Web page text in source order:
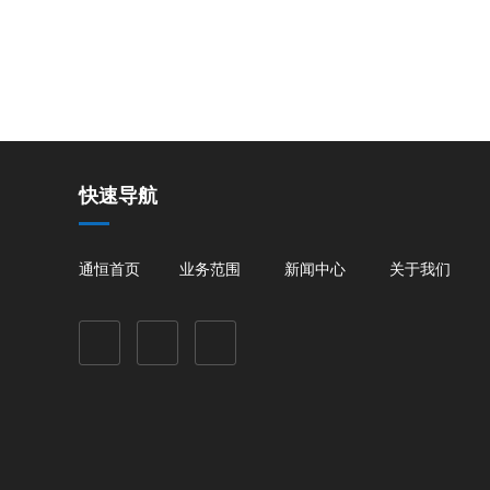
快速导航
通恒首页 业务范围 新闻中心 关于我们